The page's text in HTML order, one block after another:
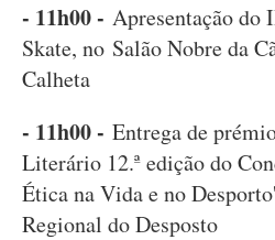
- 11h00 - Apresentação do
Skate, no Salão Nobre da
Calheta
- 11h00 - Entrega de
Literário 12.ª edição do
Ética na Vida e no
Regional do Desposto